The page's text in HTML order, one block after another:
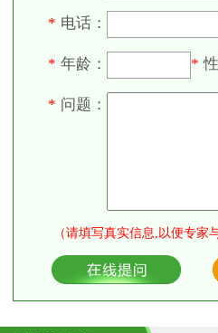
* 电话：
* 年龄： *
* 问题：
（请填写真实信息,以便专家